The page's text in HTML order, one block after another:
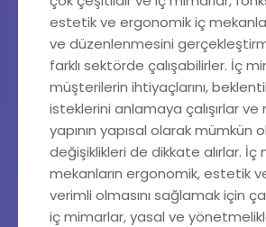
estetik ve ergonomik iç
ve düzenlenmesini
farklı sektörde çalışabilirler. İç
müşterilerin ihtiyaçlarını,
isteklerini anlamaya çalışırlar
yapının yapısal olarak mümkün
değişiklikleri de dikkate alırlar. İç
mekanların ergonomik, estetik
verimli olmasını sağlamak için
iç mimarlar, yasal ve